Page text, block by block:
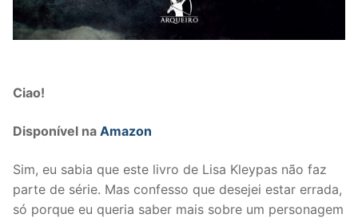
Ciao!
Disponível na Amazon
Sim, eu sabia que este livro de Lisa Kleypas não faz
parte de série. Mas confesso que desejei estar errada,
só porque eu queria saber mais sobre um personagem